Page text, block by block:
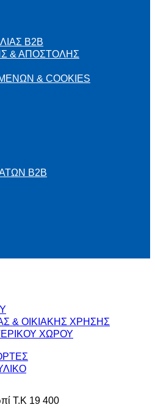
B2B
& ΑΠΟΣΤΟΛΗΣ
& COOKIES
B2B
& ΟΙΚΙΑΚΗΣ ΧΡΗΣΗΣ
ΧΩΡΟΥ
Τ.Κ 19 400